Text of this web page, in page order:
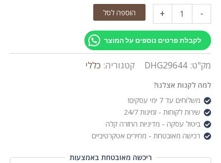
-
Tablet
Idea
TB336FU
4GB/128G/WIFI/1Y
+ הוספה לסל
לקבלת פרטים נוספים על המוצר
מק"ט: DHG29644 קטגוריה: כללי
למה לקנות אצלנו?
משלוחים עד 7 ימי עסקים!
שירות לקוחות - זמינות 24/7
ביטול עסקה - מדיניות החזרה קלה
רכישה מאובטחת - מחירים אטקרטיביים
ריכשה מאובטחת באמצעות